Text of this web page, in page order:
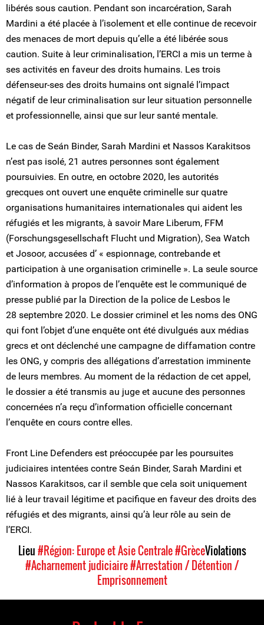
libérés sous caution. Pendant son incarcération, Sarah
Mardini a été placée à l’isolement et elle continue de recevoir
des menaces de mort depuis qu’elle a été libérée sous
caution. Suite à leur criminalisation, l’ERCI a mis un terme à
ses activités en faveur des droits humains. Les trois
défenseur-ses des droits humains ont signalé l’impact
négatif de leur criminalisation sur leur situation personnelle
et professionnelle, ainsi que sur leur santé mentale.
Le cas de Seán Binder, Sarah Mardini et Nassos Karakitsos
n’est pas isolé, 21 autres personnes sont également
poursuivies. En outre, en octobre 2020, les autorités
grecques ont ouvert une enquête criminelle sur quatre
organisations humanitaires internationales qui aident les
réfugiés et les migrants, à savoir Mare Liberum, FFM
(Forschungsgesellschaft Flucht und Migration), Sea Watch
et Josoor, accusées d’ « espionnage, contrebande et
participation à une organisation criminelle ». La seule source
d’information à propos de l’enquête est le communiqué de
presse publié par la Direction de la police de Lesbos le
28 septembre 2020. Le dossier criminel et les noms des ONG
qui font l’objet d’une enquête ont été divulgués aux médias
grecs et ont déclenché une campagne de diffamation contre
les ONG, y compris des allégations d’arrestation imminente
de leurs membres. Au moment de la rédaction de cet appel,
le dossier a été transmis au juge et aucune des personnes
concernées n’a reçu d’information officielle concernant
l’enquête en cours contre elles.
Front Line Defenders est préoccupée par les poursuites
judiciaires intentées contre Seán Binder, Sarah Mardini et
Nassos Karakitsos, car il semble que cela soit uniquement
lié à leur travail légitime et pacifique en faveur des droits des
réfugiés et des migrants, ainsi qu’à leur rôle au sein de
l’ERCI.
Lieu#Région: Europe et Asie Centrale#GrèceViolations
#Acharnement judiciaire#Arrestation / Détention /
Emprisonnement